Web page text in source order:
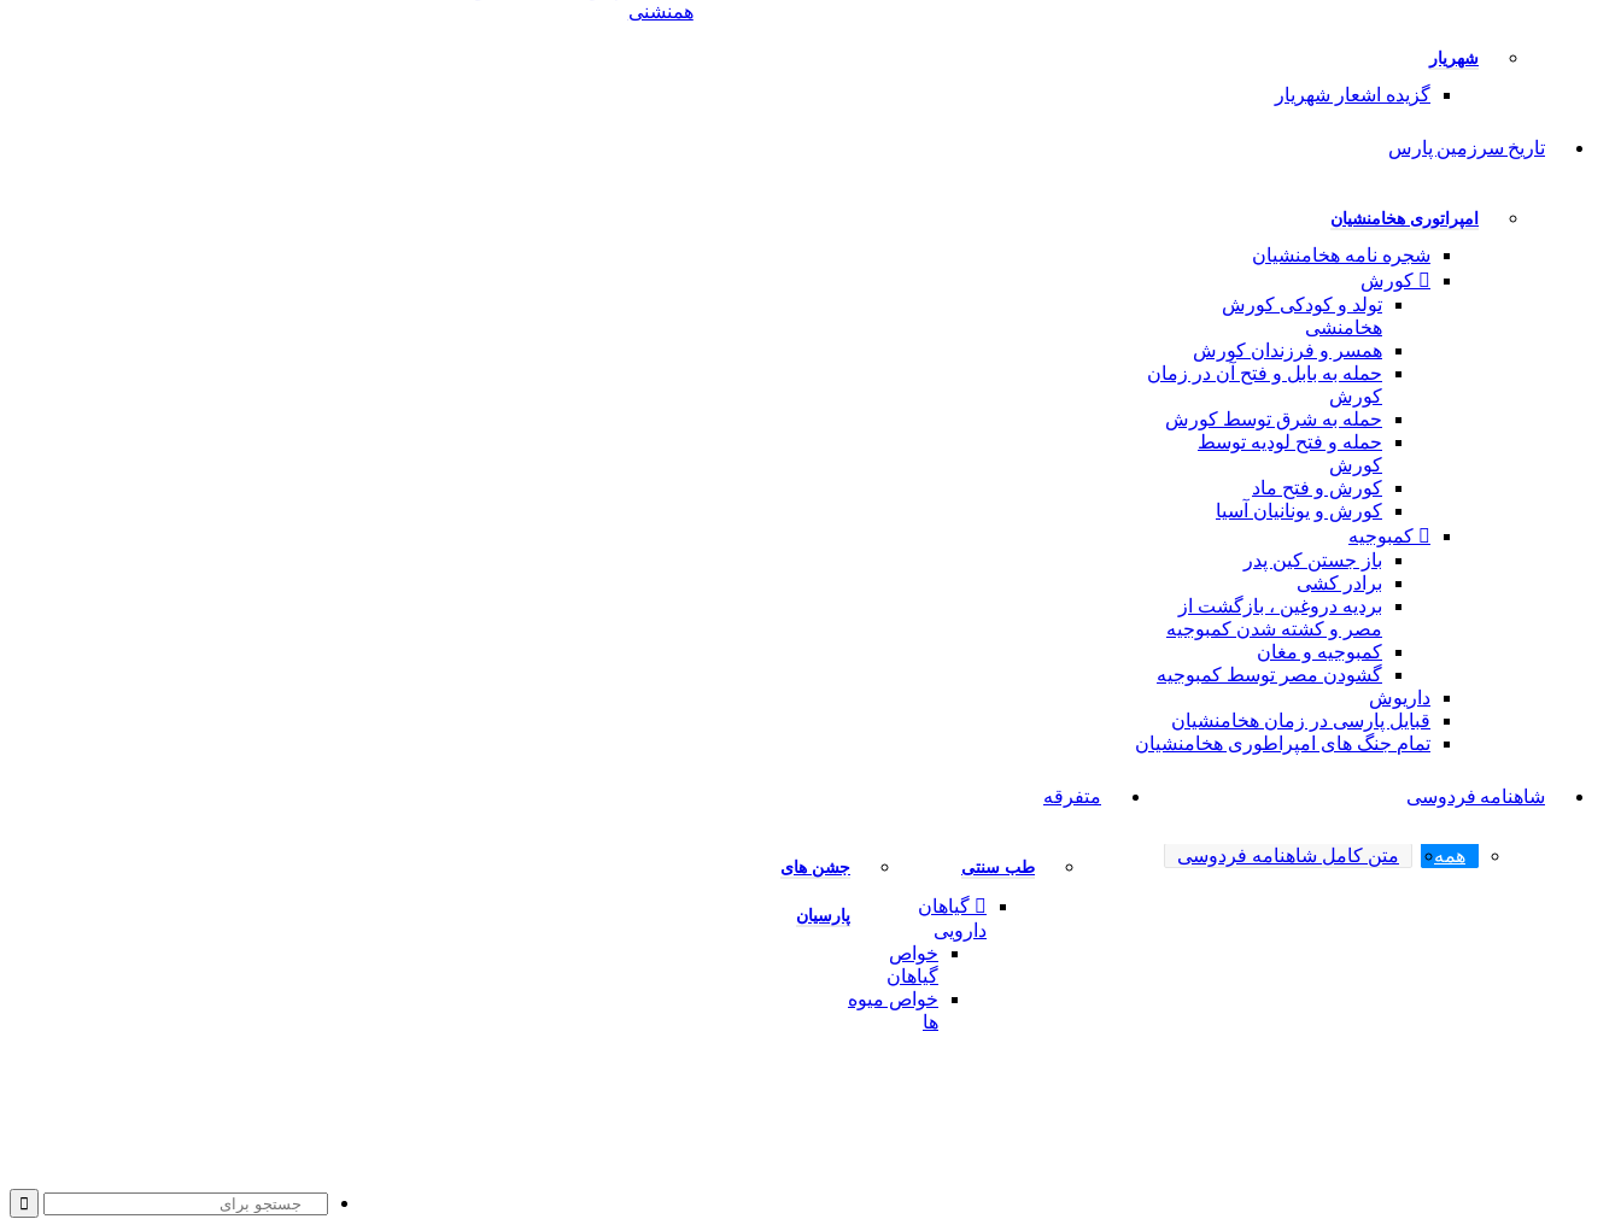
همنشنى
شهریار
گزیده اشعار شهریار
تاریخ سرزمین پارس
امپراتوری هخامنشیان
شجره نامه هخامنشیان
کورش
تولد و کودکی کورش
هخامنشی
همسر و فرزندان کورش
حمله به بابل و فتح آن در زمان
کورش
حمله به شرق توسط کورش
حمله و فتح لودیه توسط
کورش
کورش و فتح ماد
کورش و یونانیان آسیا
کمبوجیه
باز جستن کین پدر
برادر کشی
بردیه دروغین ، بازگشت از
مصر و کشته شدن کمبوجیه
کمبوجیه و مغان
گشودن مصر توسط کمبوجیه
داریوش
قبایل پارسی در زمان هخامنشیان
تمام جنگ های امپراطوری هخامنشیان
شاهنامه فردوسی
همه متن کامل شاهنامه فردوسی
متفرقه
طب سنتی
گیاهان
دارویی
خواص
گیاهان
خواص میوه
ها
جشن های
پارسیان